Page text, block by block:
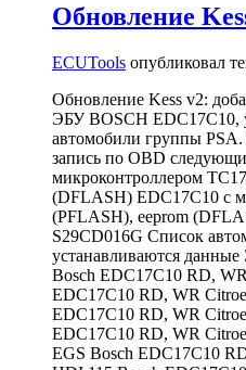
Обновление
ECUTools опубликовал
Обновление Kess v2:
ЭБУ BOSCH EDC17C10,
автомобили группы
запись по OBD
микроконтроллером
(DFLASH) EDC17C10 с
(PFLASH), eeprom
S29CD016G Список
устанавливаются
Bosch EDC17C10 RD,
EDC17C10 RD, WR
EDC17C10 RD, WR
EDC17C10 RD, WR
EGS Bosch EDC17C10